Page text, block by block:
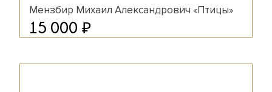
Мензбир Михаил Александрович «Птицы»
15 000 ₽